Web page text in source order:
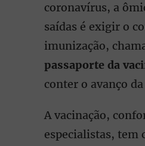
coronavírus, a
saídas é exigir o
imunização,
passaporte da
conter o avanço
A vacinação,
especialistas, tem